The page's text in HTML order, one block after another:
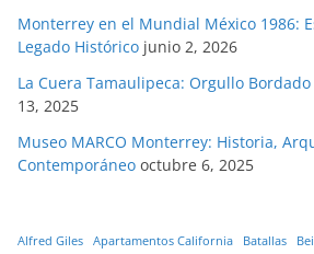
Monterrey en el Mundial México 1986:
Legado Histórico junio 2, 2026
La Cuera Tamaulipeca: Orgullo
13, 2025
Museo MARCO Monterrey: Historia,
Contemporáneo octubre 6, 2025
Alfred Giles Apartamentos California Batallas